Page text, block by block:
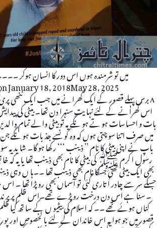
میں تو شرمندہ ہوں اس دور کا انسان ہوکر
January 18, 2018May 28, 2025
۸ برس پہلے قصور کے ایک گھرانے میں جب ایک ننھی پری
اس گھرانے کے لئے نہا یت سنہرا دن تھا۔ بیٹی کی
بات و احساسات ہو تے ہو نگے یہ تو بیٹی والے تمام وا
میں صرف ا تنا سو چتی ہوں کہ وہ کو نسے جذ بات ہو
باپ نے اپنی بیٹی کا نام ’’ ذینب ‘‘‘ ر کھا ہو گا۔ شا ید
رسول ا کرم ﷺ کی بیٹی کا نام بھی ذینب تھا یا یہ کہ خا
بھی ایک بیٹی تھی جسکا نام بھی ذینب تھا ۔۔ہا ں وہی
جسکے سر سے چادر اُ تاری گئی تو آسماں بھی رو پڑا تھا ۔ اس
۔ سنا ہے اس دن درخت رو پڑے تھے۔اس ظلم پر
کناں ہوئے تھے ۔۔ کہ اسلام کی بیٹیو ں کے سا تھ کیا
قصور میں جو ہوا یہ اس خاندان کے لئے با لخصوص اور